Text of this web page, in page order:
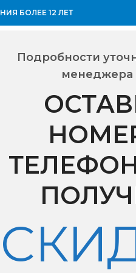
Подробности
менеджера
БОЛЕЕ 12 ЛЕТ
7.2